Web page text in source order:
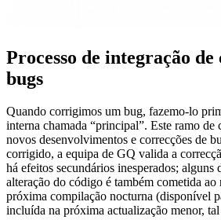
Processo de integração de
bugs
Quando corrigimos um bug, fazemo-lo
interna chamada “principal”. Este ramo
novos desenvolvimentos e correcções de
corrigido, a equipa de GQ valida a
há efeitos secundários inesperados; alguns
alteração do código é também cometida
próxima compilação nocturna (disponível
incluída na próxima actualização menor,